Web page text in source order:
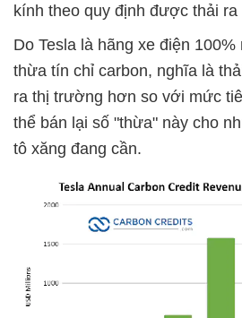
kính theo quy định được thải
Do Tesla là hãng xe điện
thừa tín chỉ carbon, nghĩa là
ra thị trường hơn so với mức
thể bán lại số "thừa" này cho
tô xăng đang cần.